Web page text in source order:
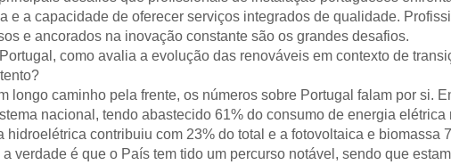
e a capacidade de oferecer serviços integrados de qualidade.
e ancorados na inovação constante são os grandes desafios.
como avalia a evolução das renováveis em contexto de
longo caminho pela frente, os números sobre Portugal falam por si.
nacional, tendo abastecido 61% do consumo de energia
hidroelétrica contribuiu com 23% do total e a fotovoltaica e biomassa
verdade é que o País tem tido um percurso notável, sendo que